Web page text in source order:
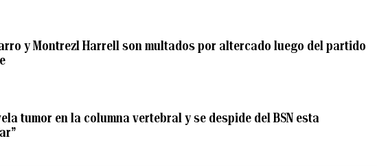
y Montrezl Harrell son multados por altercado luego del partido
tumor en la columna vertebral y se despide del BSN esta